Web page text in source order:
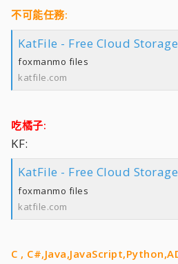
不可能任務:
KatFile - Free Cloud Storage
foxmanmo files
katfile.com
吃橘子:
KF:
KatFile - Free Cloud Storage
foxmanmo files
katfile.com
C ,